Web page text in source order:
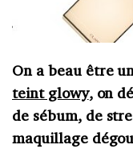
On a beau être
teint glowy, on
de sébum, de
maquillage